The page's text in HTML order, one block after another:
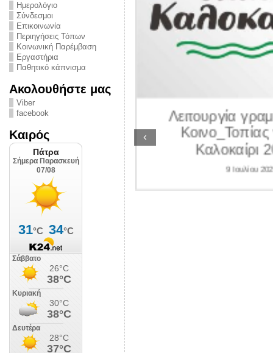
Ημερολόγιο
Σύνδεσμοι
Επικοινωνία
Περιηγήσεις Τόπων
Κοινωνική Παρέμβαση
Εργαστήρια
Παθητικό κάπνισμα
Ακολουθήστε μας
Viber
facebook
Καιρός
από την
την ημέρα
και
στο
2026
Λειτουργία
Κοινο_Τοπίας
Καλοκαίρι
9 Ιουλίου
‹